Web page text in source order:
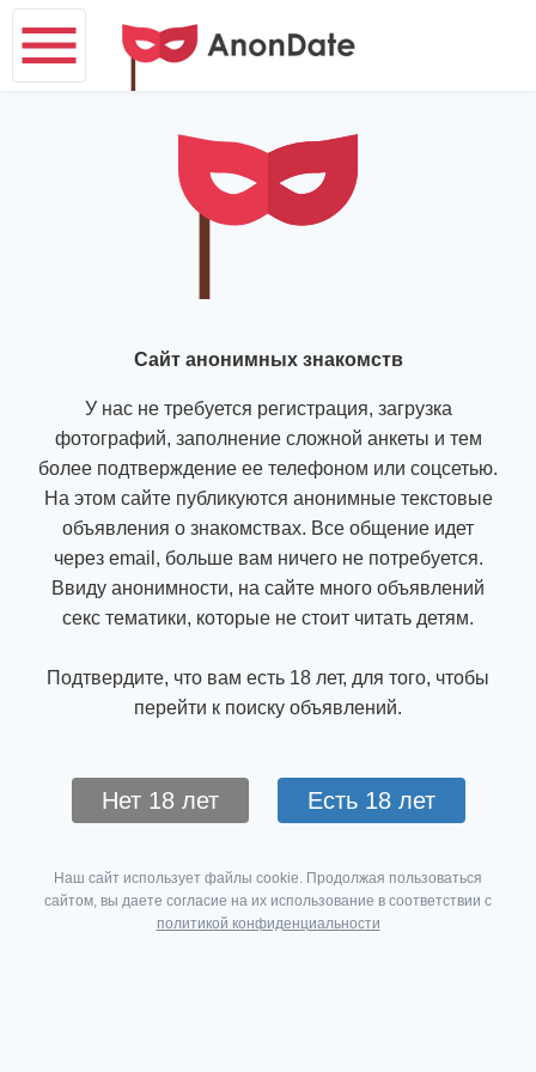
Сайт анонимных знакомств
У нас не требуется регистрация, загрузка
фотографий, заполнение сложной анкеты и тем
более подтверждение ее телефоном или соцсетью.
На этом сайте публикуются анонимные текстовые
объявления о знакомствах. Все общение идет
через email, больше вам ничего не потребуется.
Ввиду анонимности, на сайте много объявлений
секс тематики, которые не стоит читать детям.
Подтвердите, что вам есть 18 лет, для того, чтобы
перейти к поиску объявлений.
Нет 18 лет Есть 18 лет
Наш сайт использует файлы cookie. Продолжая пользоваться
сайтом, вы даете согласие на их использование в соответствии с
политикой конфиденциальности